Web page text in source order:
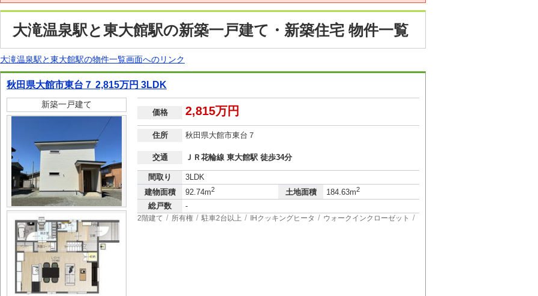
大滝温泉駅と東大館駅の新築一戸建て・新築住宅 物件一覧
大滝温泉駅と東大館駅の物件一覧画面へのリンク
秋田県大館市東台７ 2,815万円 3LDK
新築一戸建て
価格 2,815万円
住所 秋田県大館市東台７
交通 ＪＲ花輪線 東大館駅 徒歩34分
間取り
3LDK
建物面積
92.74m2 土地面積 184.63m2
総戸数 -
2階建て 所有権 駐車2台以上 IHクッキングヒータ ウォークインクローゼット